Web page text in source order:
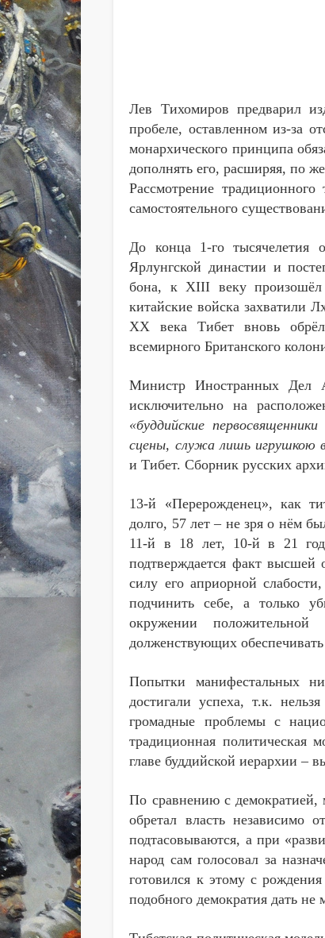
Лев Тихомиров предварил
пробеле, оставленном из-за
монархического принципа
дополнять его, расширяя, по
Рассмотрение
самостоятельного
До конца 1-го тысячелетия
Ярлунгской династии и
бона, к XIII веку
китайские войска захватили
ХХ века Тибет вновь обрёл
всемирного Британского
Министр Иностранных Дел
исключительно на
«буддийские
сцены, служа лишь игрушкою
и Тибет. Сборник русских
13-й «Перерожденец», как
долго, 57 лет – не зря о нём
11-й в 18 лет, 10-й в 21
подтверждается факт высшей
силу его априорной
подчинить себе, а только
окружении
долженствующих обеспечивать
Попытки манифестальных
достигали успеха, т.к.
громадные проблемы с
традиционная политическая
главе буддийской иерархии –
По сравнению с демократией,
обретал власть независимо
подтасовываются, а при
народ сам голосовал за
готовился к этому с
подобного демократия дать не